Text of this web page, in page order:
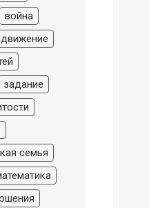
война
движение
задание
семья